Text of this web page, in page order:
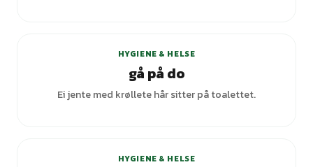
HYGIENE & HELSE
gå på do
Ei jente med krøllete hår sitter på toalettet.
HYGIENE & HELSE